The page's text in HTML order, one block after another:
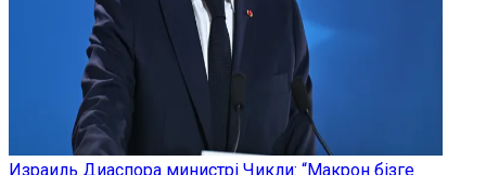
Израиль Диаспора министрі Чикли: “Макрон бізге